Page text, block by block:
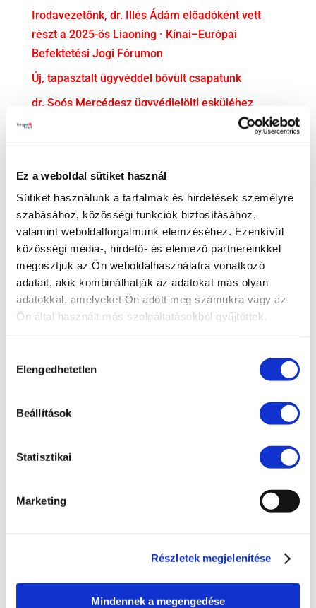
Ez a weboldal sütiket használ
Sütiket használunk a tartalmak és hirdetések személyre
szabásához, közösségi funkciók biztosításához,
valamint weboldalforgalmunk elemzéséhez. Ezenkívül
közösségi média-, hirdető- és elemező partnereinkkel
megosztjuk az Ön weboldalhasználatra vonatkozó
adatait, akik kombinálhatják az adatokat más olyan
adatokkal, amelyeket Ön adott meg számukra vagy az
Ön által használt más szolgáltatásokból gyűjtöttek.
kiválasztása
Elengedhetetlen
Beállítások
Statisztikai
Marketing
Részletek megjelenítése
Mindennek a megengedése
Irodavezetőnk, dr. Illés Ádám előadóként vett
részt a 2025-ös Liaoning · Kínai–Európai
Befektetési Jogi Fórumon
Új, tapasztalt ügyvéddel bővült csapatunk
dr. Soós Mercédesz ügyvédjelölti esküjéhez
gratulálunk!
Adózás
Bejelentővédelem
Compliance
EU jog
Fogyasztóvédelem
Ingatlanjog
Követeléskezelés
Pénzügyek
Polgári jog
Szellemi tulajdon
Versenyjog